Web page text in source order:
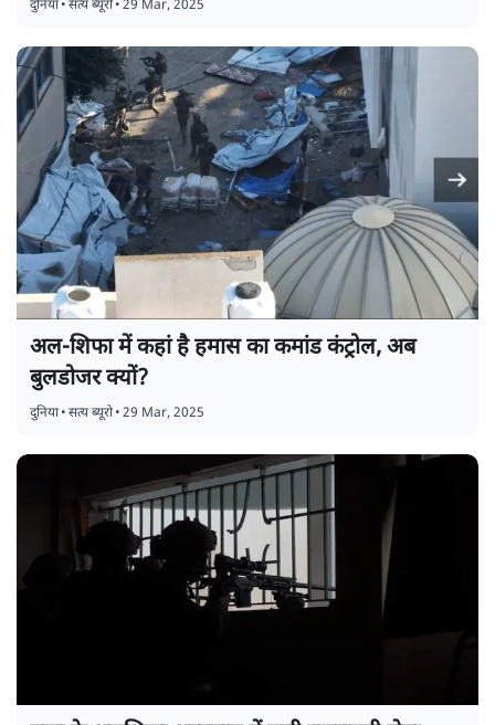
इजराइल-हमास युद्धः अस्पतालों के बाद अब स्कूलों पर
बमबारी, हथियार मिलने का दावा
दुनिया• सत्य ब्यूरो•29 Mar, 2025
अल-शिफा में कहां है हमास का कमांड कंट्रोल, अब
बुलडोजर क्यों?
सत्य ब्यूरो•29 Mar, 2025